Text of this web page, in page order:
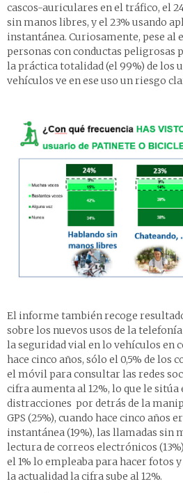
cascos-auriculares en el tráfico, el
sin manos libres, y el 23% usando
instantánea. Curiosamente, pese al
personas con conductas peligrosas
la práctica totalidad (el 99%) de los
vehículos ve en ese uso un riesgo
El informe también recoge
sobre los nuevos usos de la
la seguridad vial en lo vehículos en
hace cinco años, sólo el 0,5% de los
el móvil para consultar las redes
cifra aumenta al 12%, lo que le
distracciones por detrás de la
GPS (25%), cuando hace cinco años
instantánea (19%), las llamadas sin
lectura de correos electrónicos
el 1% lo empleaba para hacer fotos
la actualidad la cifra sube al 12%.